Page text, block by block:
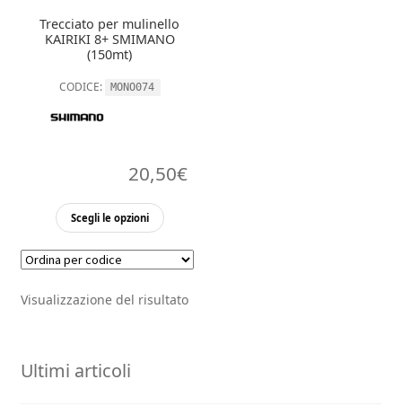
Trecciato per mulinello
KAIRIKI 8+ SMIMANO
(150mt)
CODICE: MONO074
20,50€
Scegli le opzioni
Questo
ha
varianti.
Visualizzazione del risultato
Ultimi articoli